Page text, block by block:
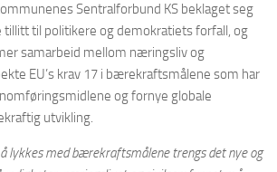
Sentralforbund KS beklaget seg
tillitt til politikere og demokratiets forfall, og
samarbeid mellom næringsliv og
EU’s krav 17 i bærekraftsmålene som har
og fornye globale
utvikling.
lykkes med bærekraftsmålene trengs det nye og